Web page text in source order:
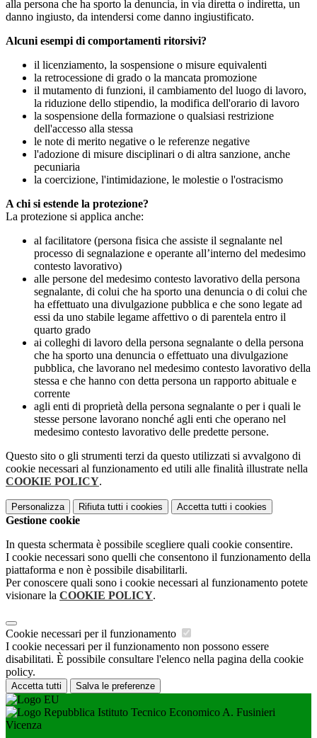
alla persona che ha sporto la denuncia, in via diretta o indiretta, un
danno ingiusto, da intendersi come danno ingiustificato.
Alcuni esempi di comportamenti ritorsivi?
il licenziamento, la sospensione o misure equivalenti
la retrocessione di grado o la mancata promozione
il mutamento di funzioni, il cambiamento del luogo di lavoro,
la riduzione dello stipendio, la modifica dell'orario di lavoro
la sospensione della formazione o qualsiasi restrizione
dell'accesso alla stessa
le note di merito negative o le referenze negative
l'adozione di misure disciplinari o di altra sanzione, anche
pecuniaria
la coercizione, l'intimidazione, le molestie o l'ostracismo
A chi si estende la protezione?
La protezione si applica anche:
al facilitatore (persona fisica che assiste il segnalante nel
processo di segnalazione e operante all’interno del medesimo
contesto lavorativo)
alle persone del medesimo contesto lavorativo della persona
segnalante, di colui che ha sporto una denuncia o di colui che
ha effettuato una divulgazione pubblica e che sono legate ad
essi da uno stabile legame affettivo o di parentela entro il
quarto grado
ai colleghi di lavoro della persona segnalante o della persona
che ha sporto una denuncia o effettuato una divulgazione
pubblica, che lavorano nel medesimo contesto lavorativo della
stessa e che hanno con detta persona un rapporto abituale e
corrente
agli enti di proprietà della persona segnalante o per i quali le
stesse persone lavorano nonché agli enti che operano nel
medesimo contesto lavorativo delle predette persone.
Questo sito o gli strumenti terzi da questo utilizzati si avvalgono di
cookie necessari al funzionamento ed utili alle finalità illustrate nella
COOKIE POLICY.
Personalizza Rifiuta tutti i cookies Accetta tutti i cookies
Gestione cookie
In questa schermata è possibile scegliere quali cookie consentire.
I cookie necessari sono quelli che consentono il funzionamento della
piattaforma e non è possibile disabilitarli.
Per conoscere quali sono i cookie necessari al funzionamento potete
visionare la COOKIE POLICY.
Cookie necessari per il funzionamento
I cookie necessari per il funzionamento non possono essere
disabilitati. È possibile consultare l'elenco nella pagina della cookie
policy.
Accetta tutti Salva le preferenze
Istituto Tecnico Economico A. Fusinieri
Vicenza